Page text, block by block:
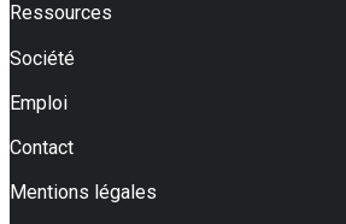
Ressources
Société
Emploi
Contact
Mentions légales